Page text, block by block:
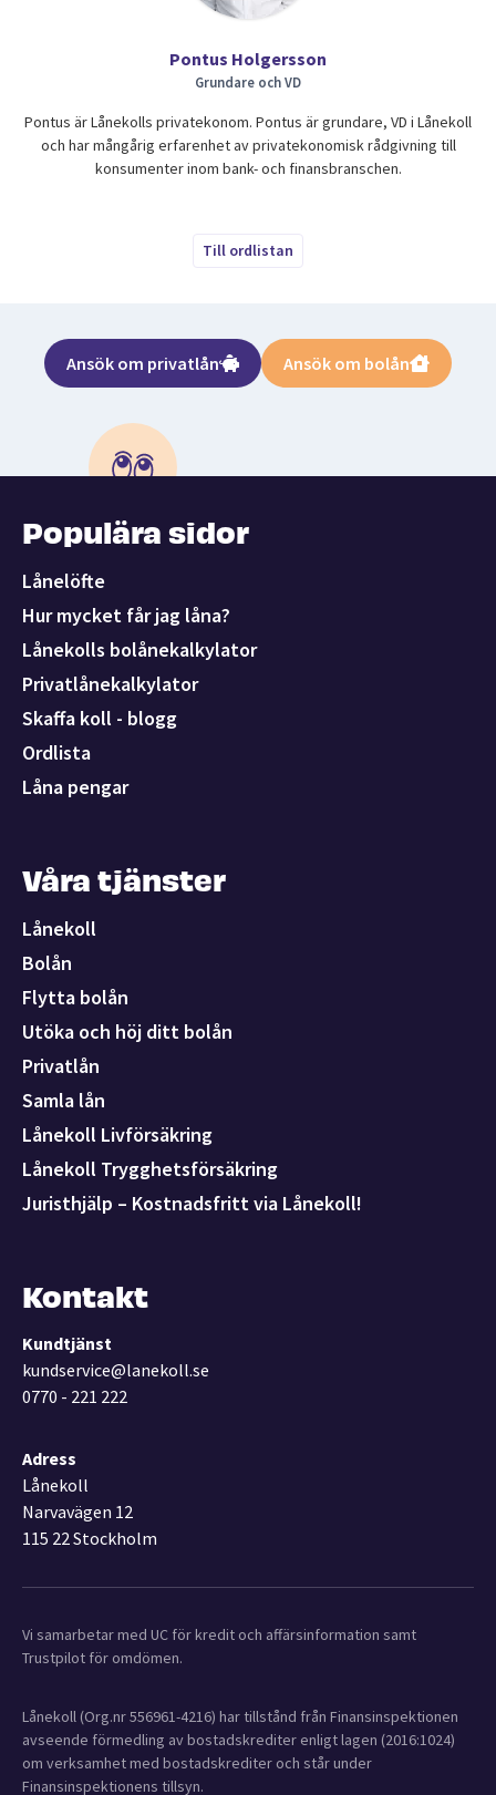
Pontus Holgersson
Grundare och VD
Pontus är Lånekolls privatekonom. Pontus är grundare, VD i Lånekoll
och har mångårig erfarenhet av privatekonomisk rådgivning till
konsumenter inom bank- och finansbranschen.
Till ordlistan
Ansök om privatlån Ansök om bolån
Populära sidor
Lånelöfte
Hur mycket får jag låna?
Lånekolls bolånekalkylator
Privatlånekalkylator
Skaffa koll - blogg
Ordlista
Låna pengar
Våra tjänster
Lånekoll
Bolån
Flytta bolån
Utöka och höj ditt bolån
Privatlån
Samla lån
Lånekoll Livförsäkring
Lånekoll Trygghetsförsäkring
Juristhjälp – Kostnadsfritt via Lånekoll!
Kontakt
Kundtjänst
kundservice@lanekoll.se
0770 - 221 222
Adress
Lånekoll
Narvavägen 12
115 22 Stockholm
Vi samarbetar med UC för kredit och affärsinformation samt
Trustpilot för omdömen.
Lånekoll (Org.nr 556961-4216) har tillstånd från Finansinspektionen
avseende förmedling av bostadskrediter enligt lagen (2016:1024)
om verksamhet med bostadskrediter och står under
Finansinspektionens tillsyn.